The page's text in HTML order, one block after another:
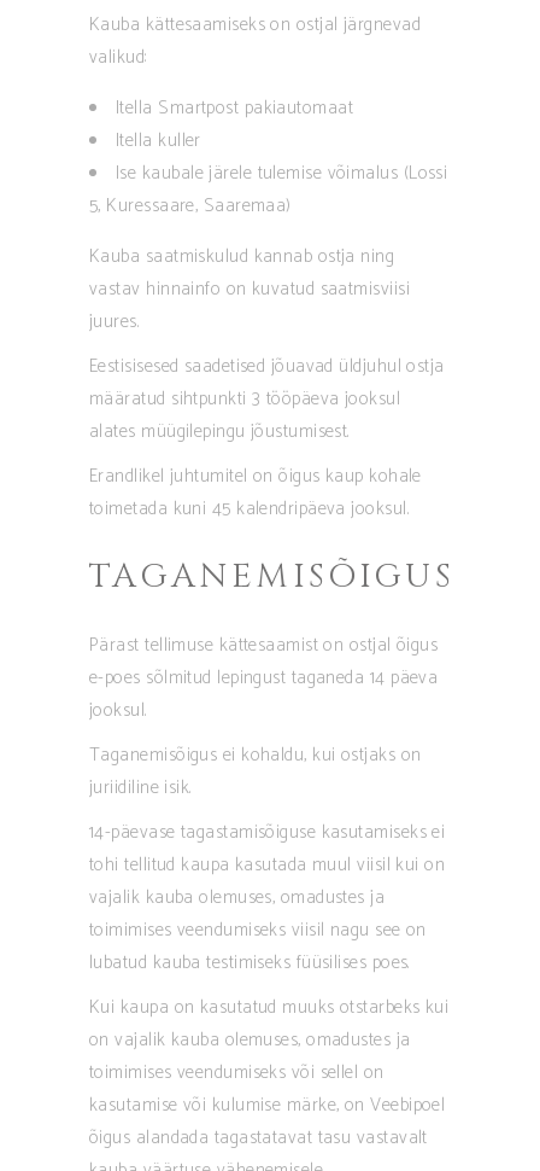
Kauba kättesaamiseks on ostjal järgnevad
valikud:
Itella Smartpost pakiautomaat
Itella kuller
Ise kaubale järele tulemise võimalus (Lossi
5, Kuressaare, Saaremaa)
Kauba saatmiskulud kannab ostja ning
vastav hinnainfo on kuvatud saatmisviisi
juures.
Eestisisesed saadetised jõuavad üldjuhul ostja
määratud sihtpunkti 3 tööpäeva jooksul
alates müügilepingu jõustumisest.
Erandlikel juhtumitel on õigus kaup kohale
toimetada kuni 45 kalendripäeva jooksul.
TAGANEMISÕIGUS
Pärast tellimuse kättesaamist on ostjal õigus
e-poes sõlmitud lepingust taganeda 14 päeva
jooksul.
Taganemisõigus ei kohaldu, kui ostjaks on
juriidiline isik.
14-päevase tagastamisõiguse kasutamiseks ei
tohi tellitud kaupa kasutada muul viisil kui on
vajalik kauba olemuses, omadustes ja
toimimises veendumiseks viisil nagu see on
lubatud kauba testimiseks füüsilises poes.
Kui kaupa on kasutatud muuks otstarbeks kui
on vajalik kauba olemuses, omadustes ja
toimimises veendumiseks või sellel on
kasutamise või kulumise märke, on Veebipoel
õigus alandada tagastatavat tasu vastavalt